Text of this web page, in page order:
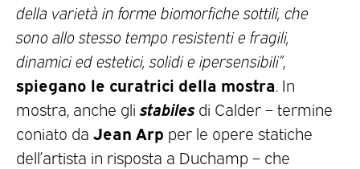
della varietà in forme biomorfiche sottili, che
sono allo stesso tempo resistenti e fragili,
dinamici ed estetici, solidi e ipersensibili”,
spiegano le curatrici della mostra . In
mostra, anche gli stabilesdi Calder – termine
coniato da Jean Arp per le opere statiche
dell’artista in risposta a Duchamp – che